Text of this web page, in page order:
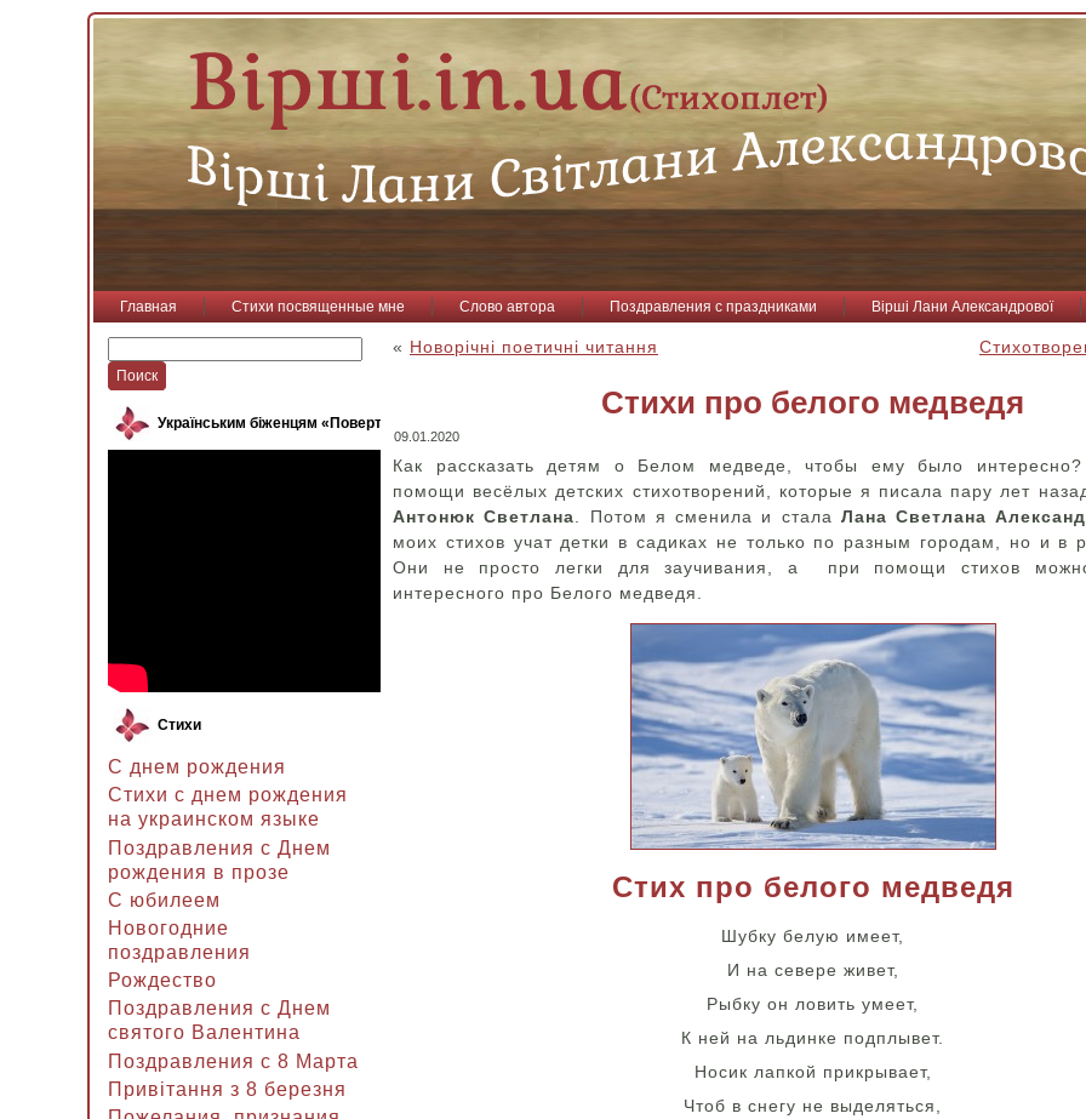
Главная Стихи посвященные мне Слово автора Поздравления с праздниками Вірші Лани Александрової
Українським біженцям «Повертайся, пташко»
Стихи
С днем рождения
Стихи с днем рождения
на украинском языке
Поздравления с Днем
рождения в прозе
C юбилеем
Новогодние
поздравления
Рождество
Поздравления с Днем
святого Валентина
Поздравления с 8 Марта
Привітання з 8 березня
« Новорічні поетичні читання
Стихи про белого медведя
09.01.2020
Как рассказать детям о Белом медведе, чтобы ему было
помощи весёлых детских стихотворений, которые я писала пару лет
Антонюк Светлана. Потом я сменила и стала Лана Светлана
моих стихов учат детки в садиках не только по разным городам, но и в
Они не просто легки для заучивания, а при помощи стихов
интересного про Белого медведя.
Стих про белого медведя
Шубку белую имеет,
И на севере живет,
Рыбку он ловить умеет,
К ней на льдинке подплывет.
Носик лапкой прикрывает,
Чтоб в снегу не выделяться,